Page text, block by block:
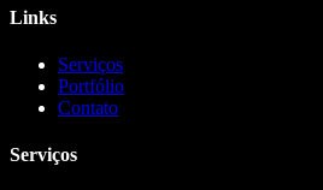
Links
Serviços
Portfólio
Contato
Serviços